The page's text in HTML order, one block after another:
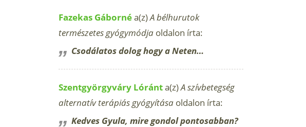
Fazekas Gábornéa(z)A bélhurutok
természetes gyógymódja oldalon írta:
Csodálatos dolog hogy a Neten…
Szentgyörgyváry Lóránta(z)A szívbetegség
alternatív terápiás gyógyítása oldalon írta:
Kedves Gyula, mire gondol pontosabban?